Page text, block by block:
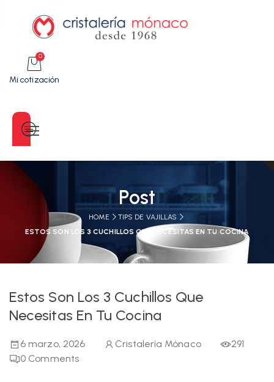
0
Mi cotización
Categorías
Post
HOME
TIPS DE VAJILLAS
ESTOS SON LOS 3 CUCHILLOS QUE NECESITAS EN TU COCINA
Estos Son Los 3 Cuchillos Que
Necesitas En Tu Cocina
6 marzo, 2026 Cristalería Mónaco
291
0 Comments